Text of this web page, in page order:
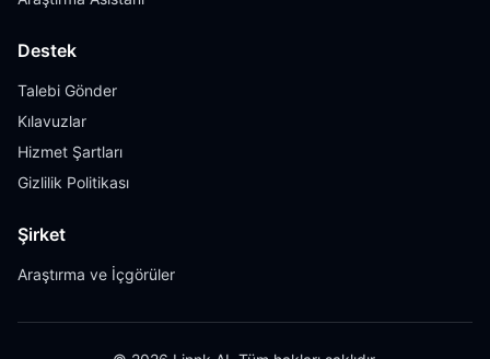
Destek
Talebi Gönder
Kılavuzlar
Hizmet Şartları
Gizlilik Politikası
Şirket
Araştırma ve İçgörüler